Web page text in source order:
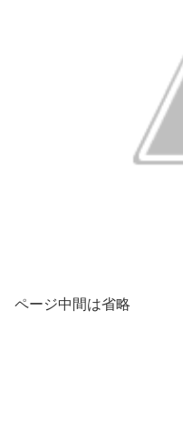
ページ中間は省略